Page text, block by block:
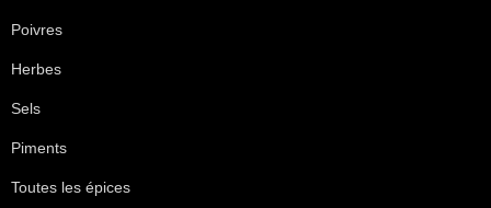
Poivres
Herbes
Sels
Piments
Toutes les épices